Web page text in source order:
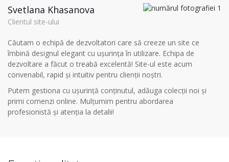
Svetlana Khasanova
Clientul site-ului
Căutam o echipă de dezvoltatori care să creeze un site ce
îmbină designul elegant cu ușurința în utilizare. Echipa de
dezvoltare a făcut o treabă excelentă! Site-ul este acum
convenabil, rapid și intuitiv pentru clienții noștri.
Putem gestiona cu ușurință conținutul, adăuga colecții noi și
primi comenzi online. Mulțumim pentru abordarea
profesionistă și atenția la detalii!